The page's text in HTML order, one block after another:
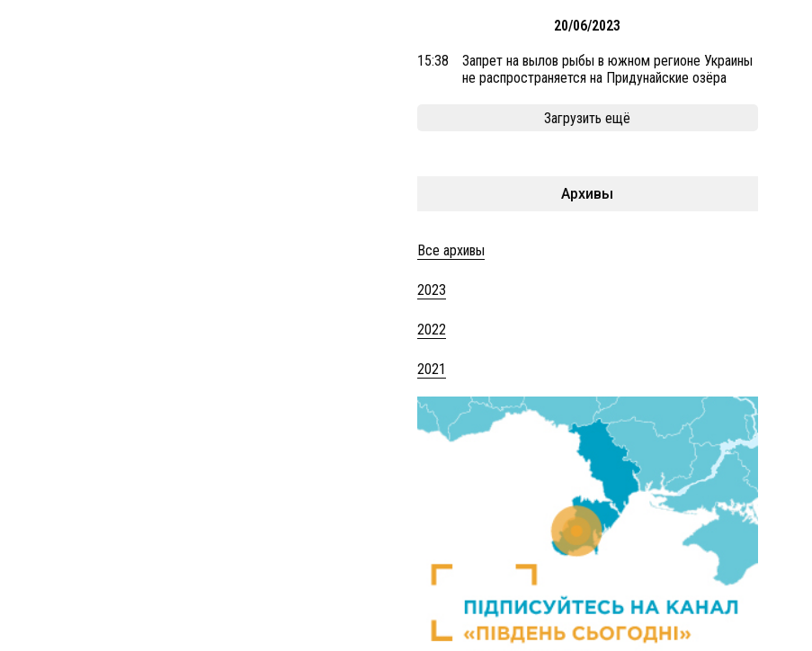
20/06/2023
15:38
Запрет на вылов рыбы в южном регионе Украины
не распространяется на Придунайские озёра
Загрузить ещё
Архивы
Все архивы
2023
2022
2021